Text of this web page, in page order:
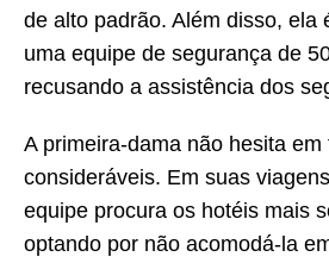
de alto padrão. Além disso, ela
uma equipe de segurança de
recusando a assistência dos
A primeira-dama não hesita em
consideráveis. Em suas
equipe procura os hotéis mais
optando por não acomodá-la